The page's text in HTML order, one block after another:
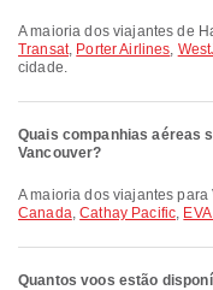
A maioria dos viajantes de
Transat, Porter Airlines,
cidade.
Quais companhias aéreas
Vancouver?
A maioria dos viajantes
Canada,Cathay Pacific,
Quantos voos estão